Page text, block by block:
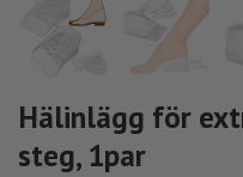
Hälinlägg för
steg, 1par